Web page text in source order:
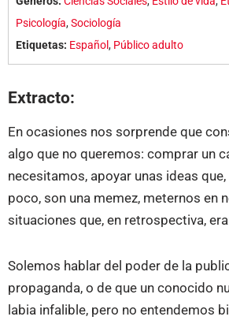
Psicología,Sociología
Etiquetas: Español, Público adulto
Extracto:
En ocasiones nos sorprende que
algo que no queremos: comprar un
necesitamos, apoyar unas ideas
poco, son una memez, meternos en
situaciones que, en retrospectiva,
Solemos hablar del poder de la
propaganda, o de que un conocido
labia infalible, pero no entendemos